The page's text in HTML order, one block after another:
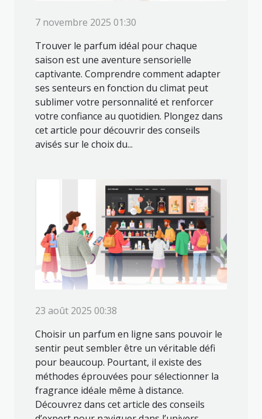
7 novembre 2025 01:30
Trouver le parfum idéal pour chaque
saison est une aventure sensorielle
captivante. Comprendre comment adapter
ses senteurs en fonction du climat peut
sublimer votre personnalité et renforcer
votre confiance au quotidien. Plongez dans
cet article pour découvrir des conseils
avisés sur le choix du...
23 août 2025 00:38
Choisir un parfum en ligne sans pouvoir le
sentir peut sembler être un véritable défi
pour beaucoup. Pourtant, il existe des
méthodes éprouvées pour sélectionner la
fragrance idéale même à distance.
Découvrez dans cet article des conseils